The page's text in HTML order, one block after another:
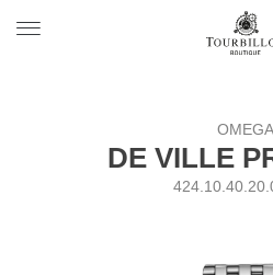
https://
OMEGA
DE VILLE